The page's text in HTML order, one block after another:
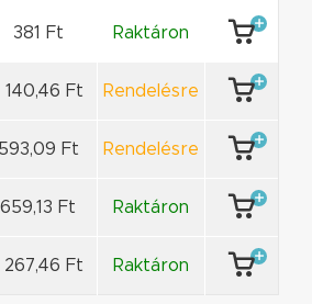
381 Ft Raktáron
140,46 Ft Rendelésre
593,09 Ft Rendelésre
659,13 Ft Raktáron
267,46 Ft Raktáron